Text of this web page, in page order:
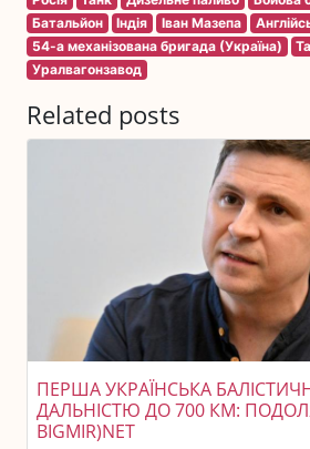
Батальйон
Індія Іван Мазепа
54-а механізована бригада (Україна)
Уралвагонзавод
Related posts
ПЕРША УКРАЇНСЬКА
ДАЛЬНІСТЮ ДО 700 КМ:
BIGMIR)NET